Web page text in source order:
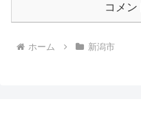
コメン
ホーム 新潟市